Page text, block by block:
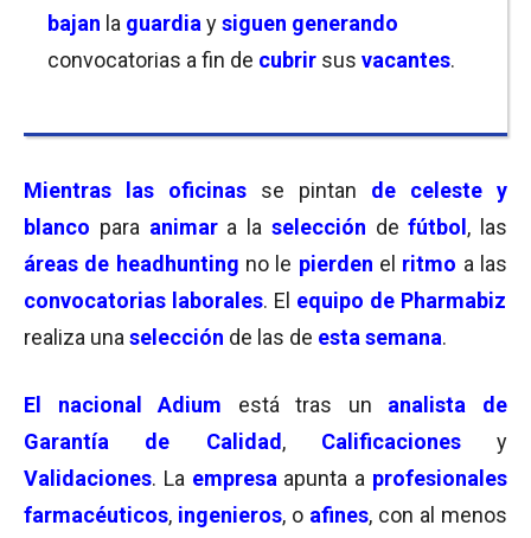
bajan la guardia ysiguen generando
convocatorias a fin de cubrir sus vacantes.
Mientras las oficinas se pintan de celeste y
blanco para animar a la selección defútbol , las
áreas de headhunting no le pierden el ritmo a las
convocatorias laborales. El equipo de Pharmabiz
realiza una selección de las de esta semana.
El nacional Adium está tras un analista de
Garantía de Calidad , Calificaciones
y
Validaciones. La empresa apunta a profesionales
farmacéuticos, ingenieros, o afines, con al menos